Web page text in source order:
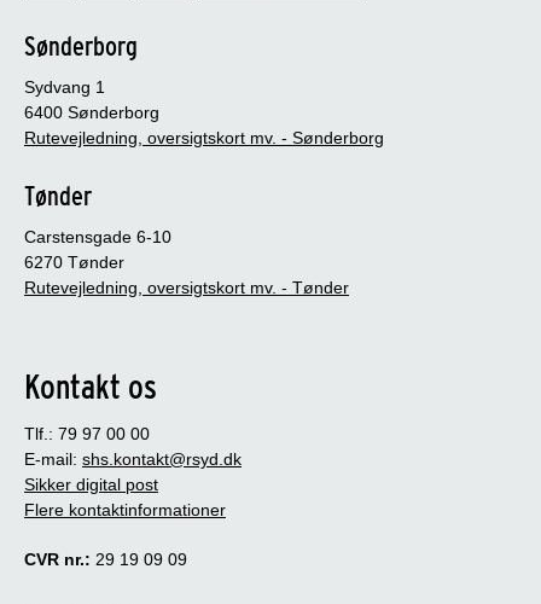
Sønderborg
Sydvang 1
6400 Sønderborg
Rutevejledning, oversigtskort mv. - Sønderborg
Tønder
Carstensgade 6-10
6270 Tønder
Rutevejledning, oversigtskort mv. - Tønder
Kontakt os
Tlf.: 79 97 00 00
E-mail: shs.kontakt@rsyd.dk
Sikker digital post
Flere kontaktinformationer
CVR nr.: 29 19 09 09